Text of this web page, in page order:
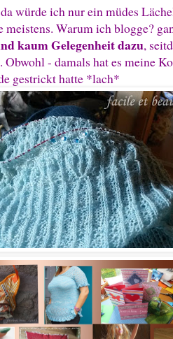
würde ich nur ein müdes
meistens. Warum ich blogge?
kaum Gelegenheit dazu,
Obwohl - damals hat es meine
gestrickt hatte *lach*